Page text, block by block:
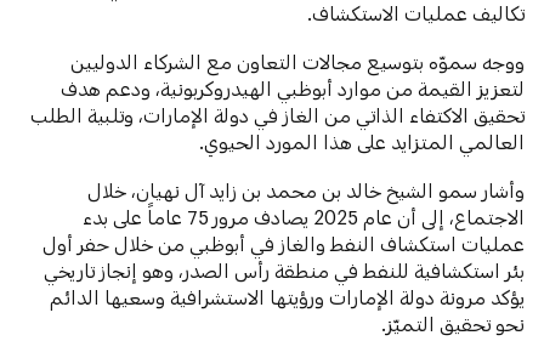
تكاليف عمليات الاستكشاف.
ووجه سموّه بتوسيع مجالات التعاون مع الشركاء الدوليين
لتعزيز القيمة من موارد أبوظبي الهيدروكربونية، ودعم هدف
تحقيق الاكتفاء الذاتي من الغاز في دولة الإمارات، وتلبية الطلب
العالمي المتزايد على هذا المورد الحيوي.
وأشار سمو الشيخ خالد بن محمد بن زايد آل نهيان، خلال
الاجتماع، إلى أن عام 2025 يصادف مرور 75 عاماً على بدء
عمليات استكشاف النفط والغاز في أبوظبي من خلال حفر أول
بئر استكشافية للنفط في منطقة رأس الصدر، وهو إنجاز تاريخي
يؤكد مرونة دولة الإمارات ورؤيتها الاستشرافية وسعيها الدائم
نحو تحقيق التميّز.